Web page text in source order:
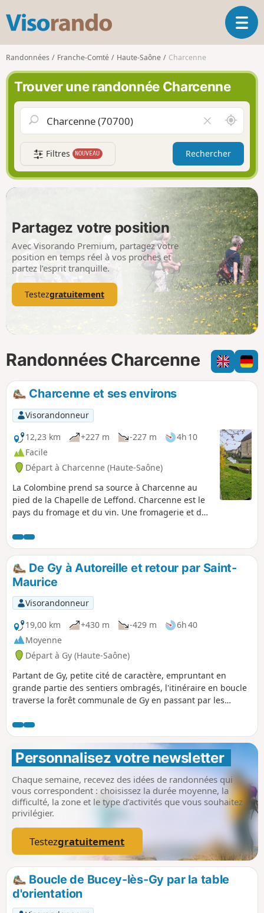
s
o
r
n
d
o
O
u
l
a
i
g
a
t
i
o
n
Randonnées Franche-Comté Haute-Saône Charcenne
Trouver une randonnée Charcenne
i
d
e
r
l
e
c
h
a
m
p
A
u
t
u
r
d
e
m
o
i
Filtres NOUVEAU Rechercher
Partagez votre position
Avec Visorando Premium, partagez votre
position en temps réel à vos proches et
partez l’esprit tranquille.
Testezgratuitement
Randonnées Charcenne
Charcenne et ses environs
Visorandonneur
12,23 km
+227 m -227 m
4h 10
Facile
Départ à Charcenne (Haute-Saône)
La Colombine prend sa source à Charcenne au
pied de la Chapelle de Leffond. Charcenne est le
pays du fromage et du vin. Une fromagerie et des
secteur.
De Gy à Autoreille et retour par Saint-
Maurice
Visorandonneur
19,00 km
+430 m -429 m
6h 40
Moyenne
Départ à Gy (Haute-Saône)
Partant de Gy, petite cité de caractère, empruntant en
grande partie des sentiers ombragés, l'itinéraire en boucle
traverse la forêt communale de Gy en passant par les
Personnalisez votre newsletter
Chaque semaine, recevez des idées de randonnées qui
vous correspondent : choisissez la durée moyenne, la
difficulté, la zone et le type d’activités que vous souhaitez
privilégier.
Testezgratuitement
Boucle de Bucey-lès-Gy par la table
d'orientation